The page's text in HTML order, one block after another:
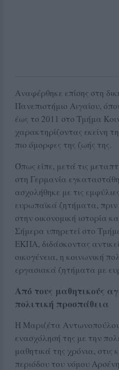
Αναφέρθηκε επίσης στη
Πανεπιστήμιο Αιγαίου,
έως το 2011 στο Τμήμα
χαρακτηρίζοντας εκείνη
πιο όμορφες της ζωής της.
Όπως είπε, μετά τις
στη Γερμανία
ασχολήθηκε με τις
ευρωπαϊκά ζητήματα,
στην οικονομική ιστορία
Σήμερα υπηρετεί στο
ΕΚΠΑ, διδάσκοντας
οικογένεια, η κοινωνική
εργασιακά ζητήματα με
Από τους μαθητικούς
πολιτική προσπάθεια
Η Μαριζέτα
ενασχόλησή της με την
μαθητικά της χρόνια, στις
περιόδου του νόμου